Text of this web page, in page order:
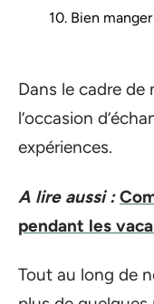
10. Bien manger
Dans le cadre de
l’occasion
expériences.
A lire aussi :
pendant les
Tout au long de